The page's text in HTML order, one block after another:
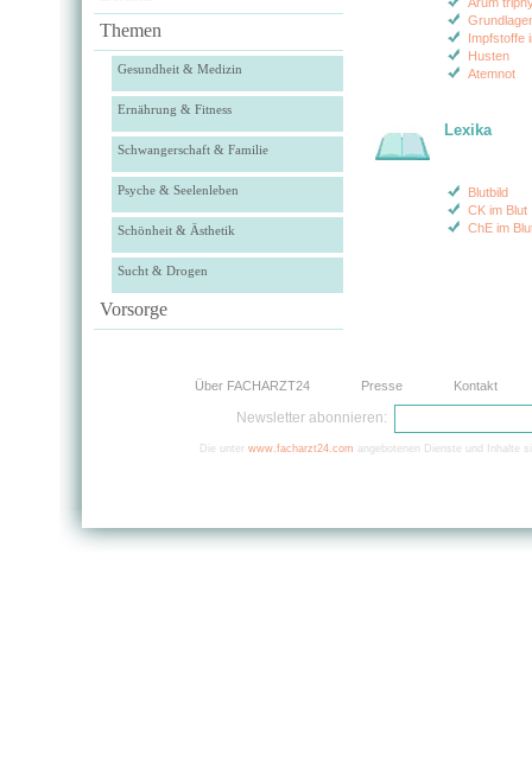
Themen
Gesundheit & Medizin
Ernährung & Fitness
Schwangerschaft & Familie
Psyche & Seelenleben
Schönheit & Ästhetik
Sucht & Drogen
Vorsorge
Impfstoffe
Husten
Atemnot
Lexika
Blutbild
CK im Blut
ChE im
Über FACHARZT24 Presse Kontakt
Newsletter abonnieren:
Die unter www.facharzt24.com angebotenen Dienste und Inhalte